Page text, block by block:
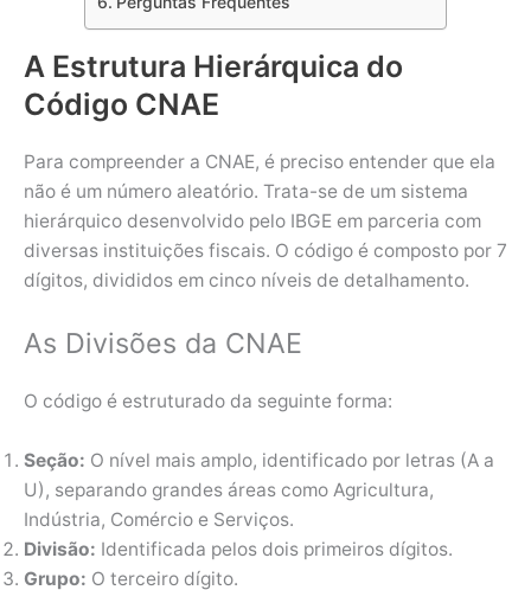
A Estrutura Hierárquica do
Código CNAE
Para compreender a CNAE, é preciso entender que ela
não é um número aleatório. Trata-se de um sistema
hierárquico desenvolvido pelo IBGE em parceria com
diversas instituições fiscais. O código é composto por 7
dígitos, divididos em cinco níveis de detalhamento.
As Divisões da CNAE
O código é estruturado da seguinte forma:
Seção: O nível mais amplo, identificado por letras (A a
U), separando grandes áreas como Agricultura,
Indústria, Comércio e Serviços.
Divisão: Identificada pelos dois primeiros dígitos.
Grupo: O terceiro dígito.